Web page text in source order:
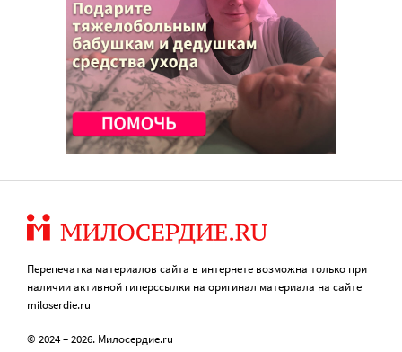
Перепечатка материалов сайта в интернете возможна только при
наличии активной гиперссылки на оригинал материала на сайте
miloserdie.ru
© 2024 – 2026. Милосердие.ru